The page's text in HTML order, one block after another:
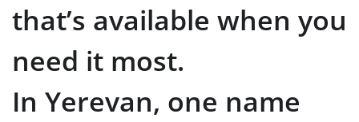
that’s available when you
need it most.
In Yerevan, one name